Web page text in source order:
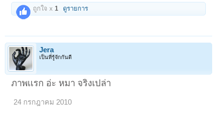
ถูกใจ x 1 ดูรายการ
Jera
เป็นที่รู้จักกันดี
ภาพเเรก อ่ะ หมา จริงเปล่า
24 กรกฎาคม 2010